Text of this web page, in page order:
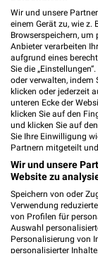
Denkendorf
16 Prospekte
Kaufland
Wir und unsere
einem Gerät zu, wie z.
Browserspeichern, um
Anbieter verarbeiten
aufgrund eines
Sie die
oder verwalten, indem
klicken oder jederzeit
unteren Ecke der
klicken Sie auf den
und klicken Sie auf
Sie Ihre Einwilligung
Partnern mitgeteilt
Wir und unsere
Website zu
Speichern von oder
Verwendung
von Profilen für
Auswahl
Personalisierung von
personalisierter